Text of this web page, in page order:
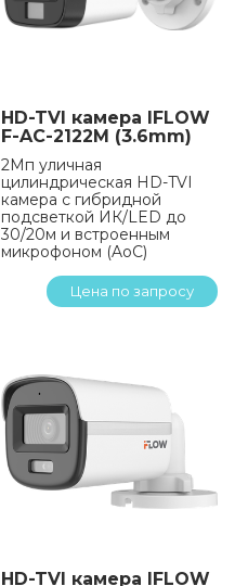
HD-TVI камера IFLOW
F-AC-2122M (3.6mm)
2Мп уличная
цилиндрическая HD-TVI
камера с гибридной
подсветкой ИК/LED до
30/20м и встроенным
микрофоном (AoC)
Цена по запросу
HD-TVI камера IFLOW